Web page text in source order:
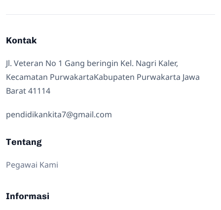
Kontak
Jl. Veteran No 1 Gang beringin Kel. Nagri Kaler,
Kecamatan PurwakartaKabupaten Purwakarta Jawa
Barat 41114
pendidikankita7@gmail.com
Tentang
Pegawai Kami
Informasi